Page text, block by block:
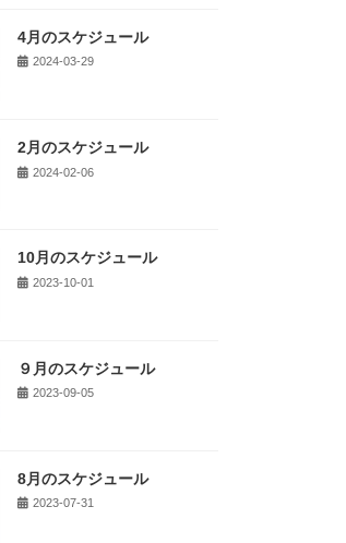
4月のスケジュール
2024-03-29
2月のスケジュール
2024-02-06
10月のスケジュール
2023-10-01
９月のスケジュール
2023-09-05
8月のスケジュール
2023-07-31